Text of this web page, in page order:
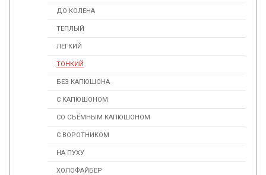
ДО КОЛЕНА
ТЕПЛЫЙ
ЛЕГКИЙ
ТОНКИЙ
БЕЗ КАПЮШОНА
С КАПЮШОНОМ
СО СЪЁМНЫМ КАПЮШОНОМ
С ВОРОТНИКОМ
НА ПУХУ
ХОЛОФАЙБЕР